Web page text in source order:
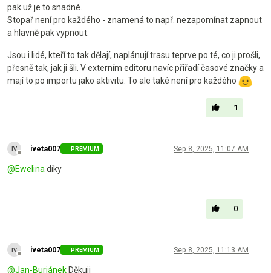
pak už je to snadné.
Stopař není pro každého - znamená to např. nezapomínat zapnout
a hlavně pak vypnout.
Jsou i lidé, kteří to tak dělají, naplánují trasu teprve po té, co ji prošli,
přesně tak, jak ji šli. V externím editoru navíc přiřadí časové značky a
mají to po importu jako aktivitu. To ale také není pro každého
1
Offline
iveta007 PREMIUM Sep 8, 2025, 11:07 AM
@Ewelina díky
0
Offline
iveta007 PREMIUM Sep 8, 2025, 11:13 AM
@Jan-BuriánekDěkuji